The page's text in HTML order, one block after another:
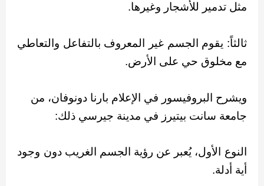
مثل تدمير للأشجار وغيرها.
ثالثاً: يقوم الجسم غير المعروف بالتفاعل والتعاطي
مع مخلوق حي على الأرض.
ويشرح البروفيسور في الإعلام بارنا دونوفان، من
جامعة سانت بيتيرز في مدينة جيرسي ذلك:
النوع الأول، يُعبر عن رؤية الجسم الغريب دون وجود
أية أدلة.